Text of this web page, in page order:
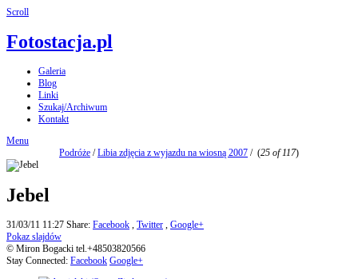
Scroll
Fotostacja.pl
Galeria
Blog
Linki
Szukaj/Archiwum
Kontakt
Menu
Podróże /Libia zdjęcia z wyjazdu na wiosną 2007 / (25 of 117)
Jebel
31/03/11 11:27 Share: Facebook , Twitter , Google+
Pokaz slajdów
© Miron Bogacki tel.+48503820566
Stay Connected: Facebook Google+